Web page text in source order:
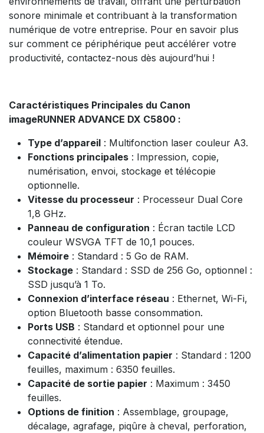
sonore minimale et contribuant à la transformation
numérique de votre entreprise. Pour en savoir plus
sur comment ce périphérique peut accélérer votre
productivité, contactez-nous dès aujourd’hui !
Caractéristiques Principales du Canon
imageRUNNER ADVANCE DX C5800 :
Type d’appareil : Multifonction laser couleur A3.
Fonctions principales : Impression, copie,
numérisation, envoi, stockage et télécopie
optionnelle.
Vitesse du processeur : Processeur Dual Core
1,8 GHz.
Panneau de configuration : Écran tactile LCD
couleur WSVGA TFT de 10,1 pouces.
Mémoire : Standard : 5 Go de RAM.
Stockage : Standard : SSD de 256 Go, optionnel :
SSD jusqu’à 1 To.
Connexion d’interface réseau : Ethernet, Wi-Fi,
option Bluetooth basse consommation.
Ports USB : Standard et optionnel pour une
connectivité étendue.
Capacité d’alimentation papier : Standard : 1200
feuilles, maximum : 6350 feuilles.
Capacité de sortie papier : Maximum : 3450
feuilles.
Options de finition : Assemblage, groupage,
décalage, agrafage, piqûre à cheval, perforation,